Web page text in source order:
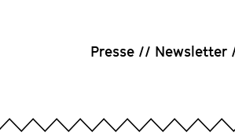
Presse Newsletter